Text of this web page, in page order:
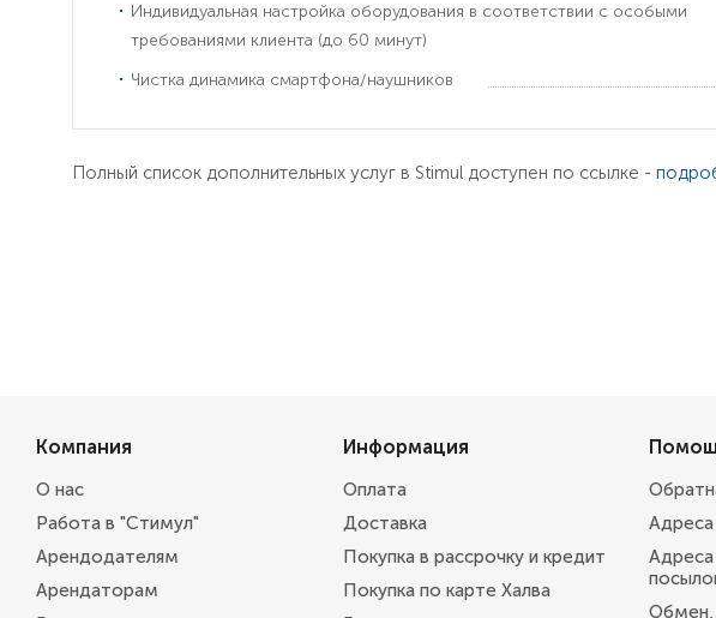
Индивидуальная настройка оборудования в соответствии с особыми
требованиями клиента (до 60 минут)
Чистка динамика смартфона/наушников
Полный список дополнительных услуг в Stimul доступен по ссылке -
Компания
О нас
Работа в "Стимул"
Арендодателям
Арендаторам
Информация
Оплата
Доставка
Покупка в рассрочку и кредит
Покупка по карте Халва
Адреса
Адреса
Обмен,